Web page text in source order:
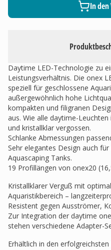
Daytime LED-Technologie zu
Leistungsverhältnis. Die onex
speziell für geschlossene
außergewöhnlich hohe
kompakten und filigranen
aus. Wie alle daytime-
und kristallklar vergossen.
Schlanke Abmessungen
Sehr elegantes Design auch
Aquascaping Tanks.
19 Profillängen von onex20
Kristallklarer Verguß mit
Aquaristikbereich –
Resistent gegen Ausströmer,
Zur Integration der daytime
stehen verschiedene Adapter-
Erhältlich in den
In